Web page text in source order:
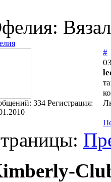
334 Регистрация:
#